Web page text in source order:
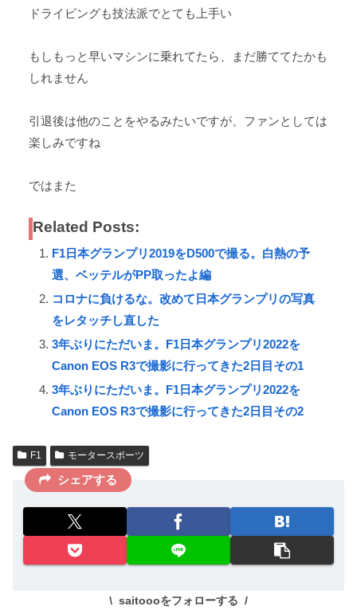
ドライビングも技法派でとても上手い
もしもっと早いマシンに乗れてたら、まだ勝ててたかも
しれません
引退後は他のことをやるみたいですが、ファンとしては
楽しみですね
ではまた
Related Posts:
F1日本グランプリ2019をD500で撮る。白熱の予
選、ベッテルがPP取ったよ編
コロナに負けるな。改めて日本グランプリの写真
をレタッチし直した
3年ぶりにただいま。F1日本グランプリ2022を
Canon EOS R3で撮影に行ってきた2日目その1
3年ぶりにただいま。F1日本グランプリ2022を
Canon EOS R3で撮影に行ってきた2日目その2
F1 モータースポーツ
シェアする
saitoooをフォローする